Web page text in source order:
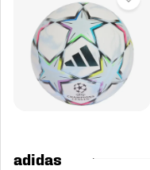
adidas